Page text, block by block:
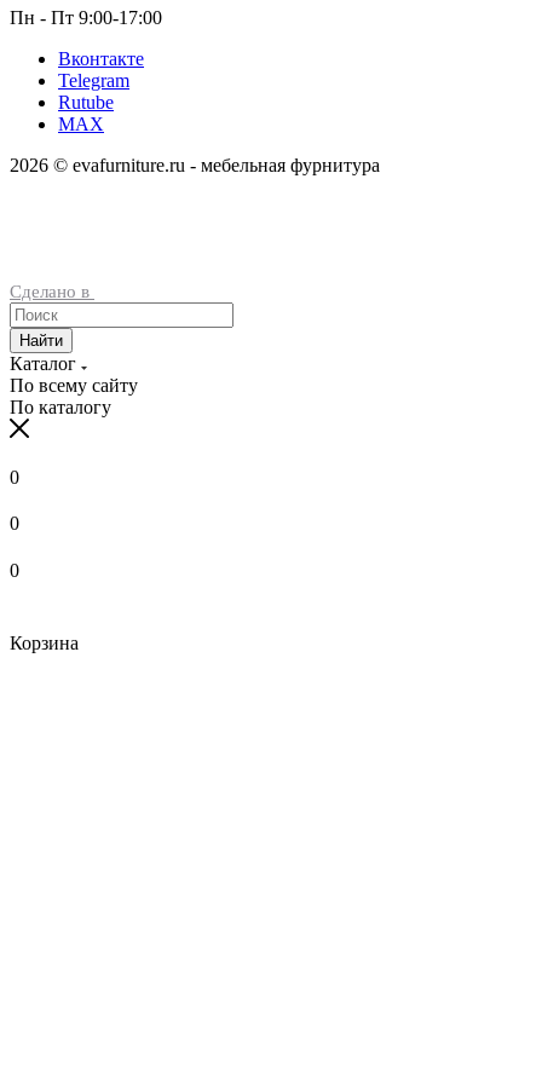
Пн - Пт 9:00-17:00
Вконтакте
Telegram
Rutube
MAX
2026 © evafurniture.ru - мебельная фурнитура
Сделано в
Найти
Каталог
По всему сайту
По каталогу
0
0
0
Корзина